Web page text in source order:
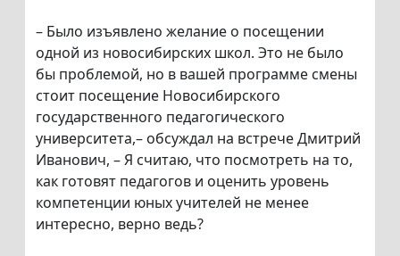
– Было изъявлено желание о посещении
одной из новосибирских школ. Это не было
бы проблемой, но в вашей программе смены
стоит посещение Новосибирского
государственного педагогического
университета,– обсуждал на встрече Дмитрий
Иванович, – Я считаю, что посмотреть на то,
как готовят педагогов и оценить уровень
компетенции юных учителей не менее
интересно, верно ведь?